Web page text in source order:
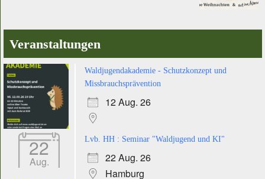
Veranstaltungen
Waldjugendakademie - Schutzkonzept und
Missbrauchsprävention
12 Aug. 26
22
Aug.
Lvb. HH : Seminar "Waldjugend und KI"
22 Aug. 26
Hamburg